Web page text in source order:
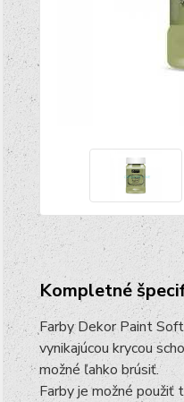
Kompletné
Farby Dekor Paint
vynikajúcou krycou
možné ľahko brúsiť.
Farby je možné použiť